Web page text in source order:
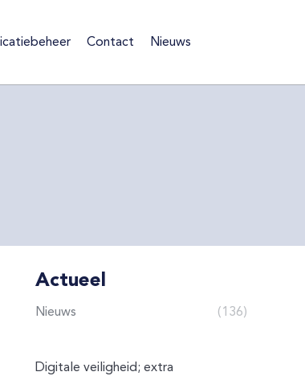
Contact Nieuws
Actueel
Nieuws (136)
Digitale veiligheid; extra
Contact Nieuws